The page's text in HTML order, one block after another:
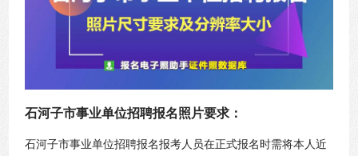
石河子市事业单位招聘报名照片要求：
石河子市事业单位招聘报名报考人员在正式报名时需将本人近